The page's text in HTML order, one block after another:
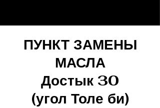
ПУНКТ ЗАМЕНЫ
МАСЛА
Достык 30
(угол Толе би)